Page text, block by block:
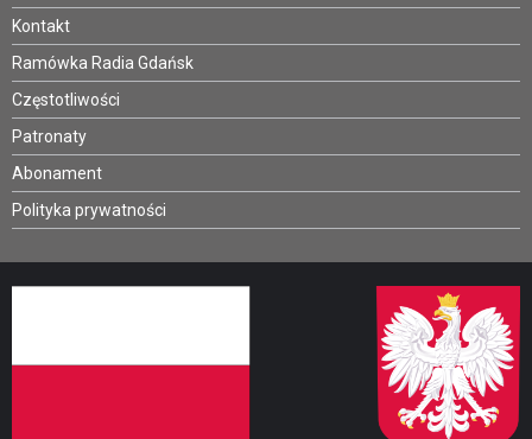
Kontakt
Ramówka Radia Gdańsk
Częstotliwości
Patronaty
Abonament
Polityka prywatności